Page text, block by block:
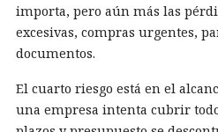
importa, pero aún más las
excesivas, compras urgentes,
documentos.
El cuarto riesgo está en el
una empresa intenta cubrir